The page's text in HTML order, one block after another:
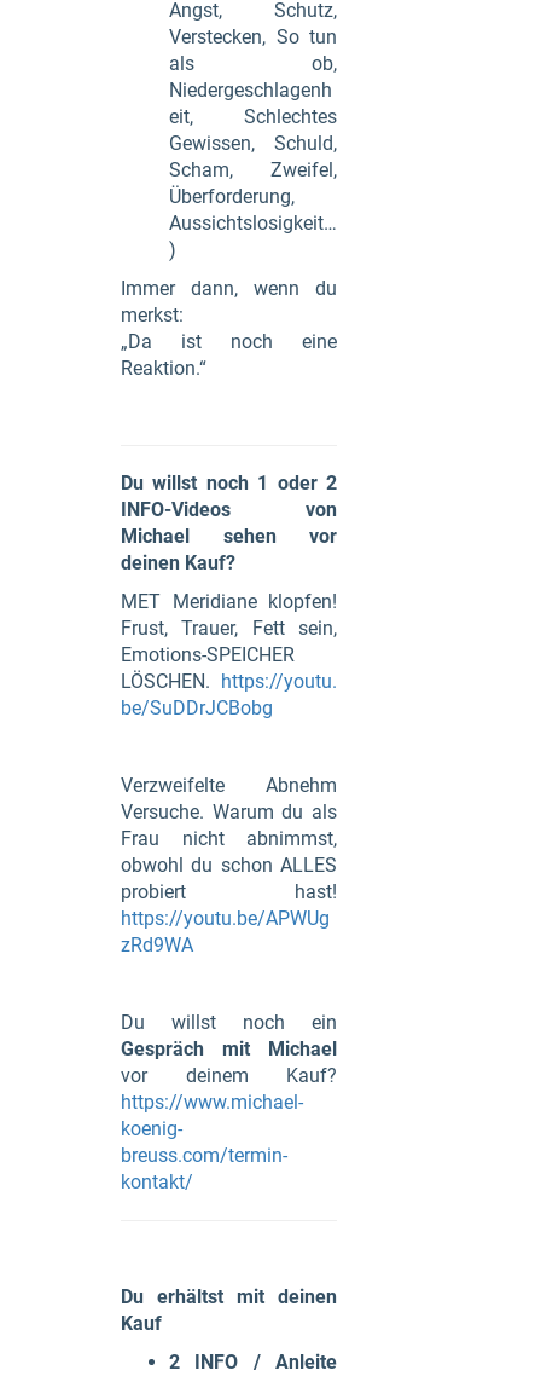
Angst, Schutz,
Verstecken, So tun
als ob,
Niedergeschlagenh
eit, Schlechtes
Gewissen, Schuld,
Scham, Zweifel,
Überforderung,
Aussichtslosigkeit…
)
Immer dann, wenn du
merkst:
„Da ist noch eine
Reaktion.“
Du willst noch 1 oder 2
INFO-Videos von
Michael sehen vor
deinen Kauf?
MET Meridiane klopfen!
Frust, Trauer, Fett sein,
Emotions-SPEICHER
LÖSCHEN. https://youtu.
be/SuDDrJCBobg
Verzweifelte Abnehm
Versuche. Warum du als
Frau nicht abnimmst,
obwohl du schon ALLES
probiert hast!
https://youtu.be/APWUg
zRd9WA
Du willst noch ein
Gespräch mit Michael
vor deinem Kauf?
https://www.michael-
koenig-
breuss.com/termin-
kontakt/
Du erhältst mit deinen
Kauf
2 INFO / Anleite